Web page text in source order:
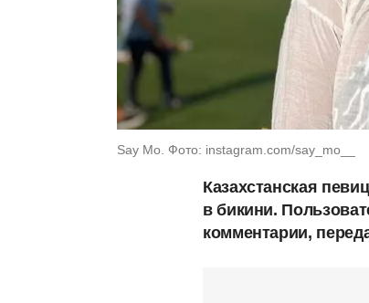
Say Mo. Фото: instagram.com/say_mo__
Казахстанская
в бикини.
комментарии,